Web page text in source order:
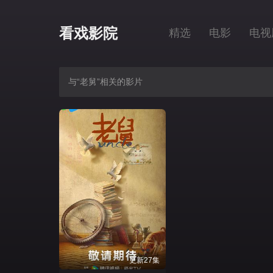
看戏影院 精选 电影 电
与“老舅”相关的影片
更新27集